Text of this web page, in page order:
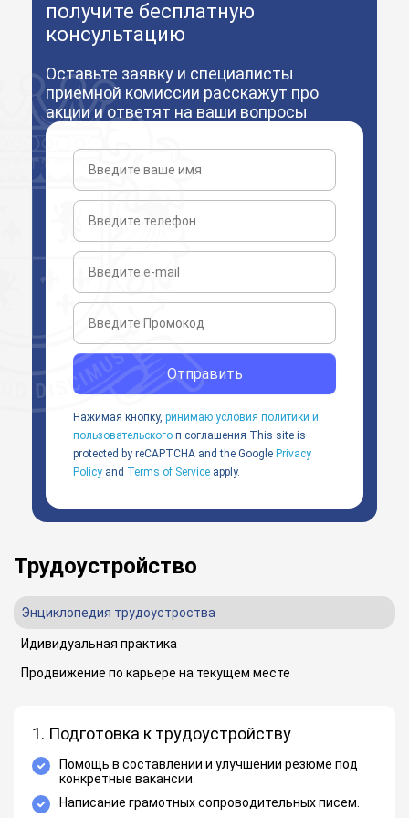
получите бесплатную
консультацию
Оставьте заявку и специалисты
приемной комиссии расскажут про
акции и ответят на ваши вопросы
Отправить
Нажимая кнопку, ринимаю условия политики и
пользовательского п соглашения This site is
protected by reCAPTCHA and the Google Privacy
Policy and Terms of Service apply.
Трудоустройство
Энциклопедия трудоустроства
Идивидуальная практика
Продвижение по карьере на текущем месте
1. Подготовка к трудоустройству
Помощь в составлении и улучшении резюме под
конкретные вакансии.
Написание грамотных сопроводительных писем.